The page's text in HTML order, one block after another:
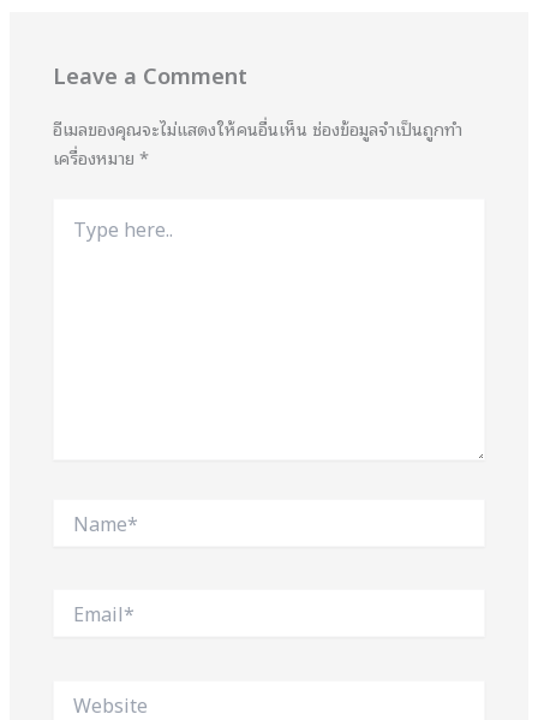
Leave a Comment
อีเมลของคุณจะไม่แสดงให้คนอื่นเห็น ช่องข้อมูลจำเป็นถูกทำ
เครื่องหมาย*
here..